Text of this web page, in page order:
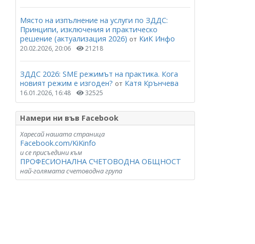
Място на изпълнение на услуги по ЗДДС:
Принципи, изключения и практическо
решение (актуализация 2026) от КиК Инфо
20.02.2026, 20:06 21218
ЗДДС 2026: SME режимът на практика. Кога
новият режим е изгоден? от Катя Крънчева
16.01.2026, 16:48 32525
Намери ни във Facebook
Харесай нашата страница
Facebook.com/KiKinfo
и се присъедини към
ПРОФЕСИОНАЛНА СЧЕТОВОДНА ОБЩНОСТ
най-голямата счетоводна група